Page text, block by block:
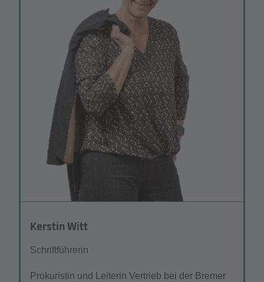
Es gibt nichts Spannenderes, als eine so
großartige Wissenschaftseinrichtung wie die Uni
Bremen maßgeblich mitgestalten zu dürfen –
meine Position im Vorstand des
Technologiepark-Vereins ist ein Teil davon und
zeigt wie facettenreich meine Arbeit ist.
Welches ist Ihr Lieblingsort im
Technologiepark?
Der Boulevard auf dem Campus.
Kerstin Witt
Schriftführerin
Prokuristin und Leiterin Vertrieb bei der Bremer